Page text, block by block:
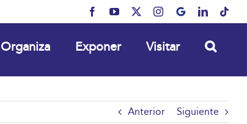
FacebookYouTube Instagram
MyBusinessLinkedIn
Organiza Exponer Visitar
Anterior Siguiente